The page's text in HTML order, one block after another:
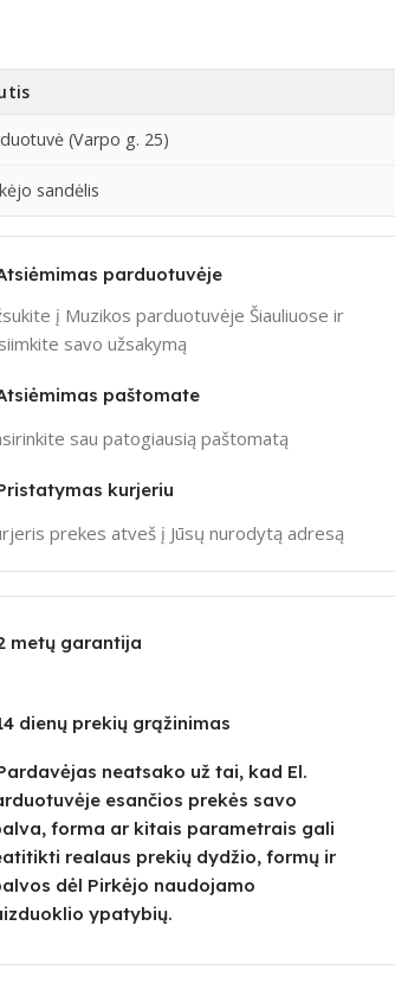
(Varpo g. 25)
sandėlis
parduotuvėje
į Muzikos parduotuvėje Šiauliuose ir
savo užsakymą
paštomate
sau patogiausią paštomatą
kurjeriu
prekes atveš į Jūsų nurodytą adresą
metų garantija
dienų prekių grąžinimas
neatsako už tai, kad El.
esančios prekės savo
forma ar kitais parametrais gali
realaus prekių dydžio, formų ir
dėl Pirkėjo naudojamo
ypatybių.